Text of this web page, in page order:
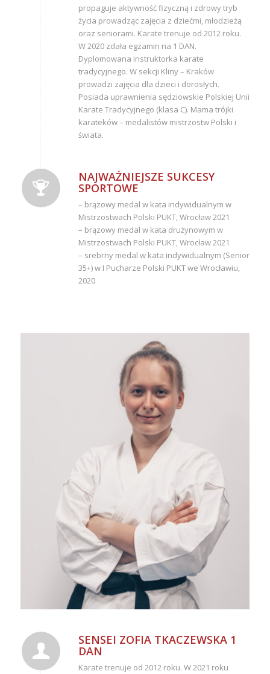
propaguje aktywność fizyczną i zdrowy tryb
życia prowadząc zajęcia z dziećmi, młodzieżą
oraz seniorami. Karate trenuje od 2012 roku.
W 2020 zdała egzamin na 1 DAN.
Dyplomowana instruktorka karate
tradycyjnego. W sekcji Kliny – Kraków
prowadzi zajęcia dla dzieci i dorosłych.
Posiada uprawnienia sędziowskie Polskiej Unii
Karate Tradycyjnego (klasa C). Mama trójki
karateków – medalistów mistrzostw Polski i
świata.
NAJWAŻNIEJSZE SUKCESY
SPORTOWE
– brązowy medal w kata indywidualnym w
Mistrzostwach Polski PUKT, Wrocław 2021
– brązowy medal w kata drużynowym w
Mistrzostwach Polski PUKT, Wrocław 2021
– srebrny medal w kata indywidualnym (Senior
35+) w I Pucharze Polski PUKT we Wrocławiu,
2020
SENSEI ZOFIA TKACZEWSKA 1
DAN
Karate trenuje od 2012 roku. W 2021 roku